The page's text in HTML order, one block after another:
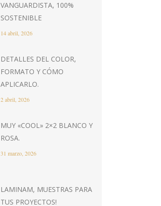
VANGUARDISTA, 100%
SOSTENIBLE
14 abril, 2026
DETALLES DEL COLOR,
FORMATO Y CÓMO
APLICARLO.
2 abril, 2026
MUY «COOL» 2×2 BLANCO Y
ROSA.
31 marzo, 2026
LAMINAM, MUESTRAS PARA
TUS PROYECTOS!